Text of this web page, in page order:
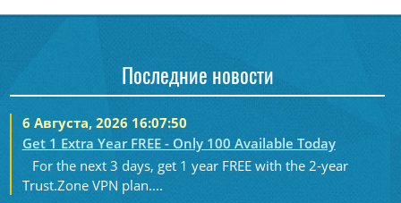
Последние новости
6 Августа, 2026 16:07:50
Get 1 Extra Year FREE - Only 100 Available Today
For the next 3 days, get 1 year FREE with the 2-year
Trust.Zone VPN plan....